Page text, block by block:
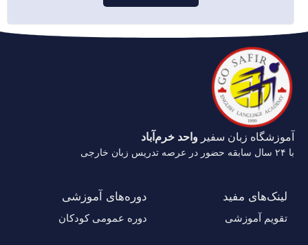
آموزشگاه زبان سفیر واحد خرم‌آباد
با ۲۴ سال سابقه حضور در عرصه تدریس زبان خارجی
لینک‌های مفید
تقویم آموزشی
دوره‌های آموزشی
دوره عمومی کودکان